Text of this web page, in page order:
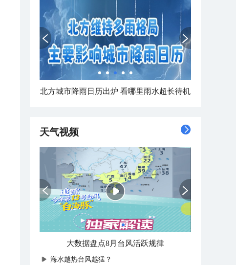
南北同蒸！全国焖蒸地图来了
天气视频
台风“白海豚”将登陆我国
海水越热台风越猛？